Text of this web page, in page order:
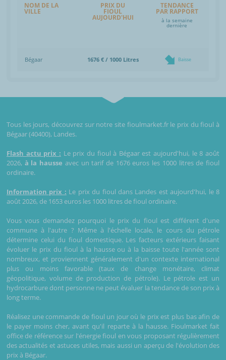
NOM DE LA
VILLE
PRIX DU
FIOUL
AUJOURD'HUI
TENDANCE
PAR RAPPORT
à la semaine
dernière
Bégaar 1676 € / 1000 Litres Baisse
Tous les jours, découvrez sur notre site fioulmarket.fr le prix du fioul à
Bégaar (40400), Landes.
Flash actu prix : Le prix du fioul à Bégaar est aujourd'hui, le 8 août
2026, à la hausse avec un tarif de 1676 euros les 1000 litres de fioul
ordinaire.
Information prix : Le prix du fioul dans Landes est aujourd'hui, le 8
août 2026, de 1653 euros les 1000 litres de fioul ordinaire.
Vous vous demandez pourquoi le prix du fioul est différent d'une
commune à l'autre ? Même à l'échelle locale, le cours du pétrole
détermine celui du fioul domestique. Les facteurs extérieurs faisant
évoluer le prix du fioul à la hausse ou à la baisse toute l'année sont
nombreux, et proviennent généralement d'un contexte international
plus ou moins favorable (taux de change monétaire, climat
géopolitique, volume de production de pétrole). Le pétrole est un
hydrocarbure dont personne ne peut évaluer la tendance de son prix à
long terme.
Réalisez une commande de fioul un jour où le prix est plus bas afin de
le payer moins cher, avant qu'il reparte à la hausse. Fioulmarket fait
office de référence sur l'énergie fioul en vous proposant régulièrement
des actualités et astuces utiles, mais aussi un aperçu de l'évolution des
prix à Bégaar.